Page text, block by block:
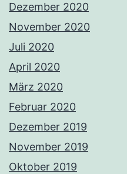
Dezember 2020
November 2020
Juli 2020
April 2020
März 2020
Februar 2020
Dezember 2019
November 2019
Oktober 2019